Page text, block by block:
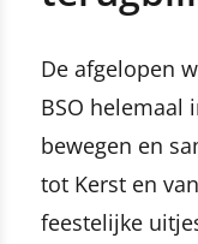
De afgelopen
BSO helemaal
bewegen en
tot Kerst en
feestelijke